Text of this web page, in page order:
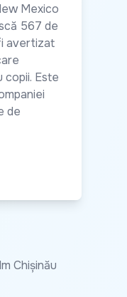
Mexico
567 de
avertizat
Este
de
Chișinău